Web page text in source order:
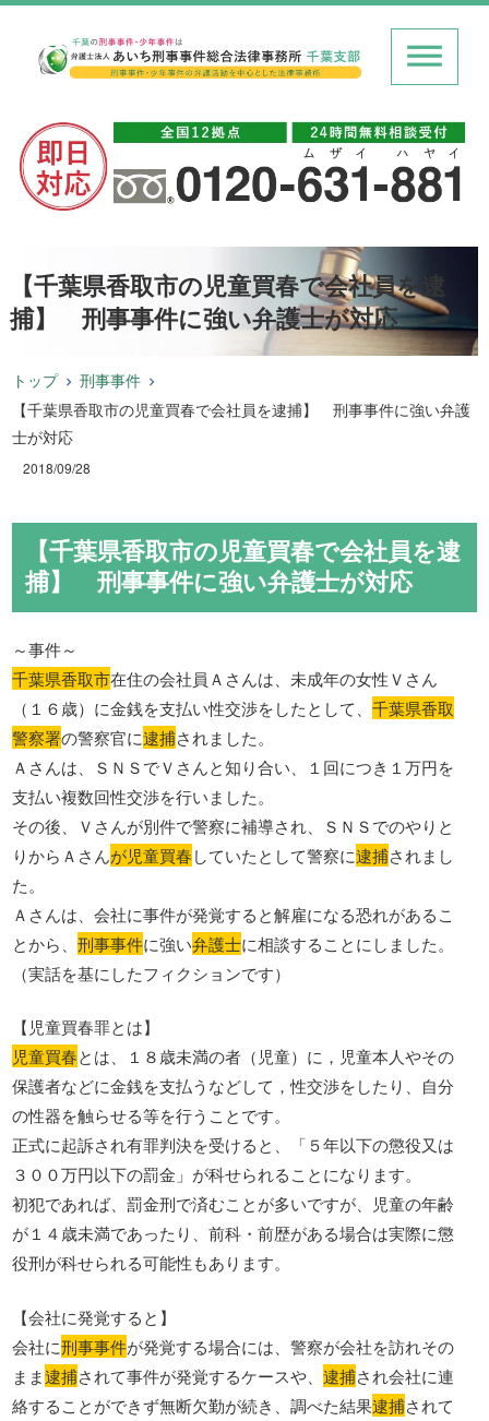
【千葉県香取市の児童買春で会社員を逮
捕】 刑事事件に強い弁護士が対応
トップ
刑事事件
【千葉県香取市の児童買春で会社員を逮捕】 刑事事件に強い弁護
士が対応
2018/09/28
【千葉県香取市の児童買春で会社員を逮
捕】 刑事事件に強い弁護士が対応
～事件～
千葉県香取市在住の会社員Ａさんは、未成年の女性Ｖさん
（１６歳）に金銭を支払い性交渉をしたとして、千葉県香取
警察署の警察官に逮捕されました。
Ａさんは、ＳＮＳでＶさんと知り合い、１回につき１万円を
支払い複数回性交渉を行いました。
その後、Ｖさんが別件で警察に補導され、ＳＮＳでのやりと
りからＡさんが児童買春していたとして警察に逮捕されまし
た。
Ａさんは、会社に事件が発覚すると解雇になる恐れがあるこ
とから、刑事事件に強い弁護士に相談することにしました。
（実話を基にしたフィクションです）
【児童買春罪とは】
児童買春とは、１８歳未満の者（児童）に，児童本人やその
保護者などに金銭を支払うなどして，性交渉をしたり、自分
の性器を触らせる等を行うことです。
正式に起訴され有罪判決を受けると、「５年以下の懲役又は
３００万円以下の罰金」が科せられることになります。
初犯であれば、罰金刑で済むことが多いですが、児童の年齢
が１４歳未満であったり、前科・前歴がある場合は実際に懲
役刑が科せられる可能性もあります。
【会社に発覚すると】
会社に刑事事件が発覚する場合には、警察が会社を訪れその
まま逮捕されて事件が発覚するケースや、逮捕され会社に連
絡することができず無断欠勤が続き、調べた結果逮捕されて